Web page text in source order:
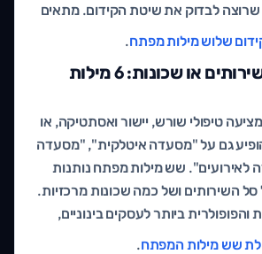
שרוצה לבדוק את שיטת הקידום. מתאים
שלוש מילות מפתח.
עסק עם כמה שירותים או שכונות: 6 מילות
טיפולי שורש, יישור ואסתטיקה, או
גם על "מסעדה איטלקית", "מסעדה
לאירועים". שש מילות מפתח נותנות
סל השירותים ושל כמה שכונות מרכזיות.
והפופולרית ביותר לעסקים בינוניים,
שש מילות המפתח.